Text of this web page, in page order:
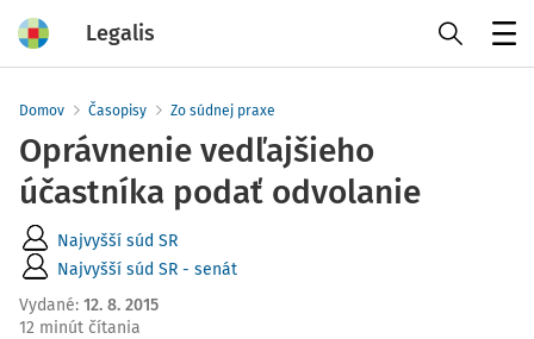
Legalis
Domov Časopisy Zo súdnej praxe
Oprávnenie vedľajšieho
účastníka podať odvolanie
Najvyšší súd SR
Najvyšší súd SR - senát
Vydané: 12. 8. 2015
12 minút čítania